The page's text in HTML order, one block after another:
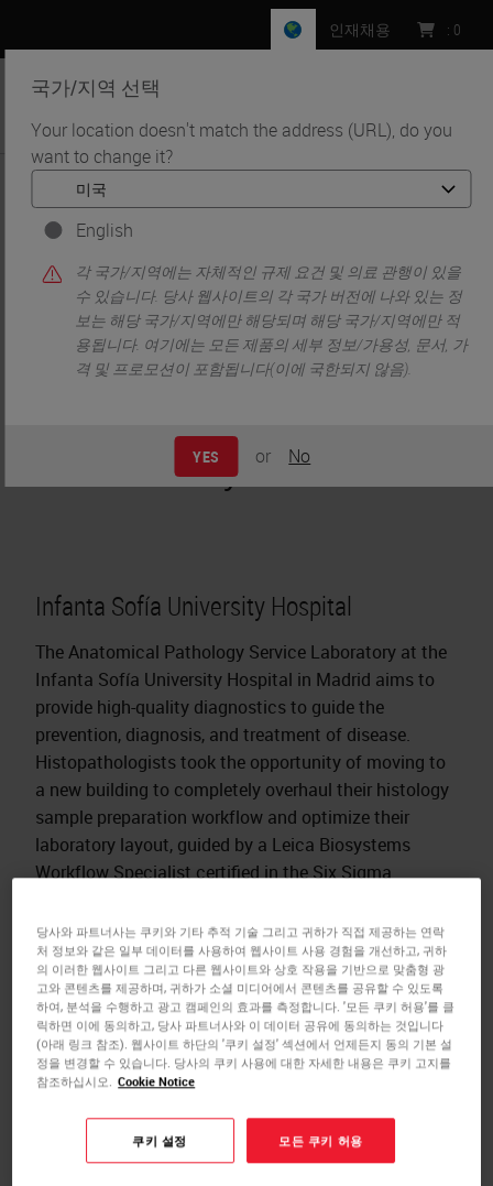
국가/지역 선택
Your location doesn't match the address (URL), do you
want to change it?
English
각 국가/지역에는 자체적인 규제 요건 및 의료 관행이 있을
수 있습니다. 당사 웹사이트의 각 국가 버전에 나와 있는 정
보는 해당 국가/지역에만 해당되며 해당 국가/지역에만 적
용됩니다. 여기에는 모든 제품의 세부 정보/가용성, 문서, 가
격 및 프로모션이 포함됩니다(이에 국한되지 않음).
YES or No
인재채용 : 0
MENU
홈 • Customer Perspectives​ •
Transforming Patient Diagnostics in Madrid — A Complete
Laboratory Makeover​
Transforming Patient
Diagnostics in Madrid
Laboratory Makeover​
Infanta Sofía University Hospital
The Anatomical Pathology Service Laboratory at the
Infanta Sofía University Hospital in Madrid aims to
provide high-quality diagnostics to guide the
prevention, diagnosis, and treatment of disease.
Histopathologists took the opportunity of moving to
a new building to completely overhaul their histology
sample preparation workflow and optimize their
laboratory layout, guided by a Leica Biosystems
Workflow Specialist certified in the Six Sigma
To keep up with growing demands, the laboratory
replaced a collection of outdated and inefficient
methods with a full fleet of instruments from Leica
Biosystems – including a HistoCore PELORIS 3 tissue
processing system, HistoCore SPECTRA Workstation,
BOND-III fully automated IHC and ISH staining
scanner. The new fleet of instruments allows the
laboratory to customize protocols according to the
당사와 파트너사는 쿠키와 기타 추적 기술 그리고 귀하가 직접 제공하는 연락
처 정보와 같은 일부 데이터를 사용하여 웹사이트 사용 경험을 개선하고, 귀하
의 이러한 웹사이트 그리고 다른 웹사이트와 상호 작용을 기반으로 맞춤형 광
고와 콘텐츠를 제공하며, 귀하가 소셜 미디어에서 콘텐츠를 공유할 수 있도록
하여, 분석을 수행하고 광고 캠페인의 효과를 측정합니다. '모든 쿠키 허용'를 클
릭하면 이에 동의하고, 당사 파트너사와 이 데이터 공유에 동의하는 것입니다
(아래 링크 참조). 웹사이트 하단의 '쿠키 설정' 섹션에서 언제든지 동의 기본 설
정을 변경할 수 있습니다. 당사의 쿠키 사용에 대한 자세한 내용은 쿠키 고지를
참조하십시오. Cookie Notice
쿠키 설정 모든 쿠키 허용